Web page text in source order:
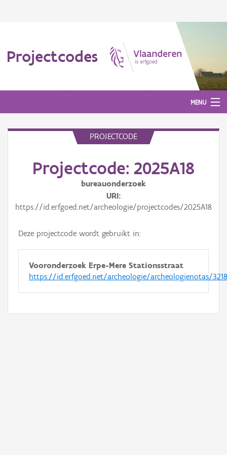
Projectcodes
MENU
PROJECTCODE
Projectcode: 2025A18
bureauonderzoek
URI
https://id.erfgoed.net/archeologie/projectcodes/2025A18
Deze projectcode wordt gebruikt in:
Vooronderzoek Erpe-Mere Stationsstraat
https://id.erfgoed.net/archeologie/archeologienotas/